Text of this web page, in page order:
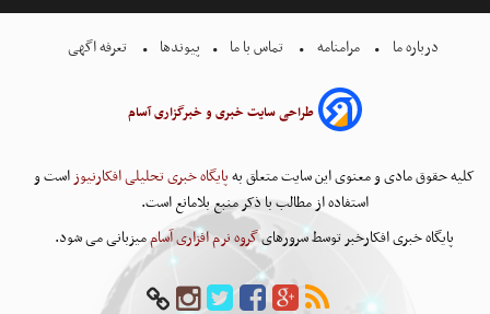
درباره ما مرامنامه تماس با ما پیوندها تعرفه اگهی
طراحی سایت خبری و خبرگزاری آسام
کلیه حقوق مادی و معنوی این سایت متعلق بهپایگاه خبری تحلیلی افکارنیوزاست و
استفاده از مطالب با ذکر منبع بلامانع است.
پایگاه خبری افکارخبر توسط سرورهایگروه نرم افزاری آساممیزبانی می شود.